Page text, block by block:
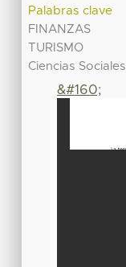
Palabras clave
FINANZAS
TURISMO
Ciencias Sociales
&#160;